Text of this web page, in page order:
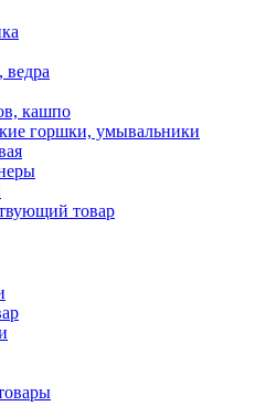
кашпо
горшки, умывальники
товар